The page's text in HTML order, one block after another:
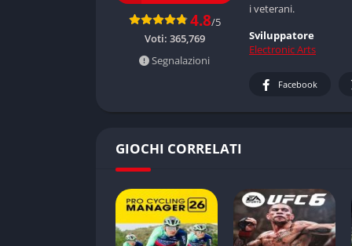
i veterani.
4.8/5
Voti: 365,769
Segnalazioni
Sviluppatore
Electronic Arts
Facebook
GIOCHI CORRELATI